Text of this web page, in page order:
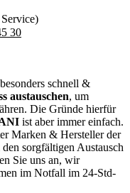
30
schnell &
austauschen, um
Die Gründe hierfür
ist aber immer einfach.
Marken & Hersteller der
sorgfältigen Austausch
Sie uns an, wir
im Notfall im 24-Std-